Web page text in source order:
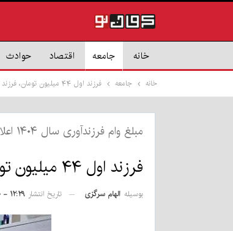
خانه جامعه اقتصاد حوادث
خانه جامعه فرزند اول ۴۴ میلیون تومان، فرزند پنجم به بعد ۲۲۰ میلیون تومان
مبلغ وام فرزندآوری سال ۱۴۰۴ اعلام شد؛
فرزند اول ۴۴ میلیون تومان، فرزند پنجم به بعد ۲۲۰ میلیون تومان
بوسیله الهام سرگزی تاریخ انتشار ۱۲:۲۹ - ۱۰ فروردین ۱۴۰۴